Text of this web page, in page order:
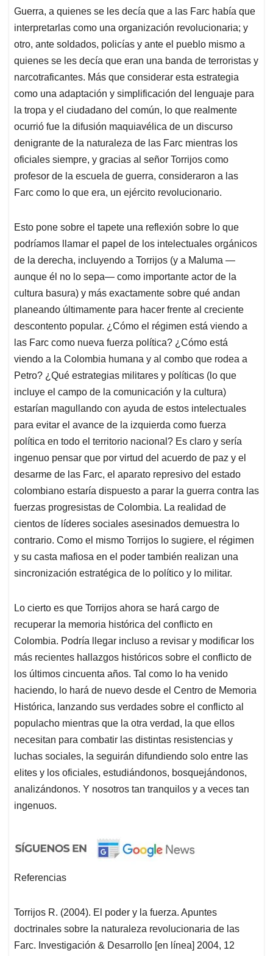
Guerra, a quienes se les decía que a las Farc había que
interpretarlas como una organización revolucionaria; y
otro, ante soldados, policías y ante el pueblo mismo a
quienes se les decía que eran una banda de terroristas y
narcotraficantes. Más que considerar esta estrategia
como una adaptación y simplificación del lenguaje para
la tropa y el ciudadano del común, lo que realmente
ocurrió fue la difusión maquiavélica de un discurso
denigrante de la naturaleza de las Farc mientras los
oficiales siempre, y gracias al señor Torrijos como
profesor de la escuela de guerra, consideraron a las
Farc como lo que era, un ejército revolucionario.
Esto pone sobre el tapete una reflexión sobre lo que
podríamos llamar el papel de los intelectuales orgánicos
de la derecha, incluyendo a Torrijos (y a Maluma —
aunque él no lo sepa— como importante actor de la
cultura basura) y más exactamente sobre qué andan
planeando últimamente para hacer frente al creciente
descontento popular. ¿Cómo el régimen está viendo a
las Farc como nueva fuerza política? ¿Cómo está
viendo a la Colombia humana y al combo que rodea a
Petro? ¿Qué estrategias militares y políticas (lo que
incluye el campo de la comunicación y la cultura)
estarían magullando con ayuda de estos intelectuales
para evitar el avance de la izquierda como fuerza
política en todo el territorio nacional? Es claro y sería
ingenuo pensar que por virtud del acuerdo de paz y el
desarme de las Farc, el aparato represivo del estado
colombiano estaría dispuesto a parar la guerra contra las
fuerzas progresistas de Colombia. La realidad de
cientos de líderes sociales asesinados demuestra lo
contrario. Como el mismo Torrijos lo sugiere, el régimen
y su casta mafiosa en el poder también realizan una
sincronización estratégica de lo político y lo militar.
Lo cierto es que Torrijos ahora se hará cargo de
recuperar la memoria histórica del conflicto en
Colombia. Podría llegar incluso a revisar y modificar los
más recientes hallazgos históricos sobre el conflicto de
los últimos cincuenta años. Tal como lo ha venido
haciendo, lo hará de nuevo desde el Centro de Memoria
Histórica, lanzando sus verdades sobre el conflicto al
populacho mientras que la otra verdad, la que ellos
necesitan para combatir las distintas resistencias y
luchas sociales, la seguirán difundiendo solo entre las
elites y los oficiales, estudiándonos, bosquejándonos,
analizándonos. Y nosotros tan tranquilos y a veces tan
ingenuos.
Referencias
Torrijos R. (2004). El poder y la fuerza. Apuntes
doctrinales sobre la naturaleza revolucionaria de las
Farc. Investigación & Desarrollo [en línea] 2004, 12